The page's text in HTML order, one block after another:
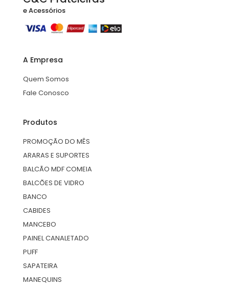
e Acessórios
A Empresa
Quem Somos
Fale Conosco
Produtos
PROMOÇÃO DO MÊS
ARARAS E SUPORTES
BALCÃO MDF COMEIA
BALCÕES DE VIDRO
BANCO
CABIDES
MANCEBO
PAINEL CANALETADO
PUFF
SAPATEIRA
MANEQUINS